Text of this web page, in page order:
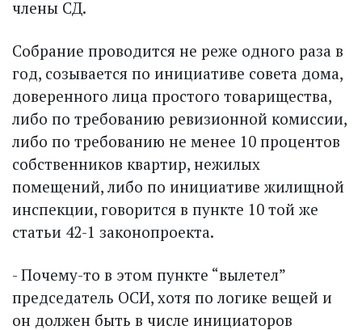
члены СД.
Собрание проводится не реже одного раза в
год, созывается по инициативе совета дома,
доверенного лица простого товарищества,
либо по требованию ревизионной комиссии,
либо по требованию не менее 10 процентов
собственников квартир, нежилых
помещений, либо по инициативе жилищной
инспекции, говорится в пункте 10 той же
статьи 42-1 законопроекта.
- Почему-то в этом пункте “вылетел”
председатель ОСИ, хотя по логике вещей и
он должен быть в числе инициаторов